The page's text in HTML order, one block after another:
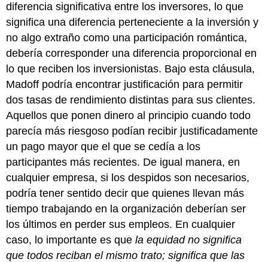
diferencia significativa entre los inversores, lo que
significa una diferencia perteneciente a la inversión y
no algo extraño como una participación romántica,
debería corresponder una diferencia proporcional en
lo que reciben los inversionistas. Bajo esta cláusula,
Madoff podría encontrar justificación para permitir
dos tasas de rendimiento distintas para sus clientes.
Aquellos que ponen dinero al principio cuando todo
parecía más riesgoso podían recibir justificadamente
un pago mayor que el que se cedía a los
participantes más recientes. De igual manera, en
cualquier empresa, si los despidos son necesarios,
podría tener sentido decir que quienes llevan más
tiempo trabajando en la organización deberían ser
los últimos en perder sus empleos. En cualquier
caso, lo importante es quela equidad no significa
que todos reciban el mismo trato; significa que las